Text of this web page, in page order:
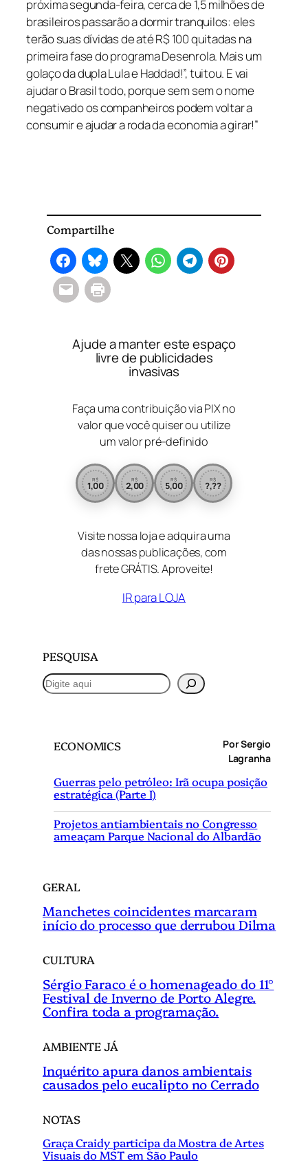
próxima segunda-feira, cerca de 1,5 milhões de
brasileiros passarão a dormir tranquilos: eles
terão suas dívidas de até R$ 100 quitadas na
primeira fase do programa Desenrola. Mais um
golaço da dupla Lula e Haddad!”, tuitou. E vai
ajudar o Brasil todo, porque sem sem o nome
negativado os companheiros podem voltar a
consumir e ajudar a roda da economia a girar!”
Compartilhe
Ajude a manter este espaço
livre de publicidades
invasivas
Faça uma contribuição via PIX no
valor que você quiser ou utilize
um valor pré-definido
R$
1,00
R$
2,00
R$
5,00
R$
?,??
Visite nossa loja e adquira uma
das nossas publicações, com
frete GRÁTIS. Aproveite!
IR para LOJA
PESQUISA
P
e
ECONOMICS
Por Sergio
Lagranha
Guerras pelo petróleo: Irã ocupa posição
estratégica (Parte I)
Projetos antiambientais no Congresso
ameaçam Parque Nacional do Albardão
GERAL
Manchetes coincidentes marcaram
início do processo que derrubou Dilma
CULTURA
Sérgio Faraco é o homenageado do 11°
Festival de Inverno de Porto Alegre.
Confira toda a programação.
AMBIENTE JÁ
Inquérito apura danos ambientais
causados pelo eucalipto no Cerrado
NOTAS
Graça Craidy participa da Mostra de Artes
Visuais do MST em São Paulo